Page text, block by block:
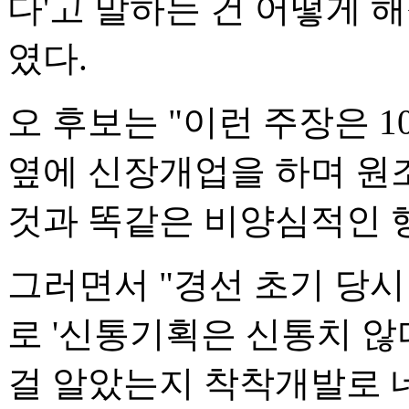
다'고 말하는 건 어떻게
였다.
오 후보는 "이런 주장은
옆에 신장개업을 하며 원
것과 똑같은 비양심적인
그러면서 "경선 초기 당
로 '신통기획은 신통치
걸 알았는지 착착개발로